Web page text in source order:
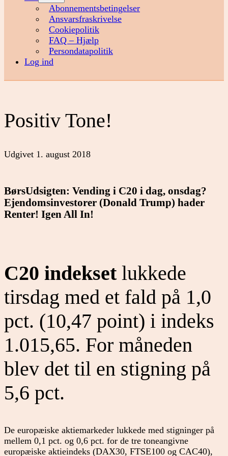
menu
Abonnementsbetingelser
Ansvarsfraskrivelse
Cookiepolitik
FAQ – Hjælp
Persondatapolitik
Log ind
Positiv Tone!
Udgivet 1. august 2018
BørsUdsigten: Vending i C20 i dag, onsdag?
Ejendomsinvestorer (Donald Trump) hader
Renter! Igen All In!
C20 indeksetlukkede
tirsdag med et fald på 1,0
pct. (10,47 point) i indeks
1.015,65. For måneden
blev det til en stigning på
5,6 pct.
De europæiske aktiemarkeder lukkede med stigninger på
mellem 0,1 pct. og 0,6 pct. for de tre toneangivne
europæiske aktieindeks (DAX30, FTSE100 og CAC40),